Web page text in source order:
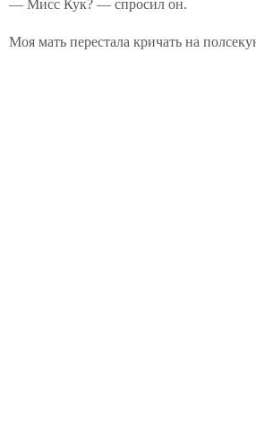
— Мисс Кук? — спросил он.
Моя мать перестала кричать на